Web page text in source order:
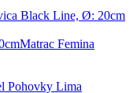
Black Line, Ø: 20cm
Matrac Femina
Pohovky Lima